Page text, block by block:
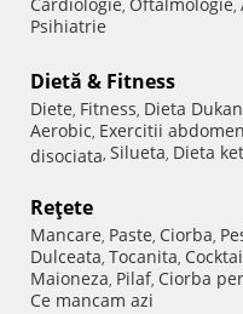
, ,
Psihiatrie
Dietă & Fitness
Diete, Fitness, Dieta Dukan
Aerobic, Exercitii abdomen
disociata, Silueta, Dieta
Reţete
Mancare, Paste, Ciorba,
Dulceata, Tocanita,
Maioneza, Pilaf, Ciorba
Ce mancam azi